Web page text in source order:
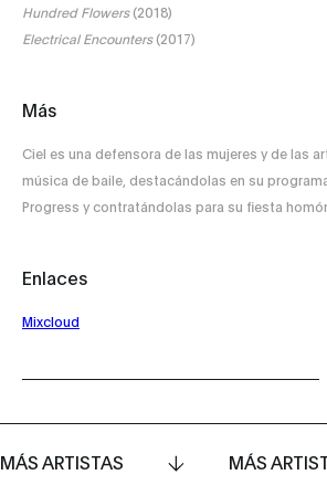
Hundred Flowers(2018)
Electrical Encounters(2017)
Más
Ciel es una defensora de las mujeres y de las
música de baile, destacándolas en su
Progress y contratándolas para su fiesta
Enlaces
Mixcloud
MÁS ARTISTAS MÁS